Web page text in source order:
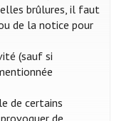
brûlures, il faut
de la notice pour
(sauf si
de certains